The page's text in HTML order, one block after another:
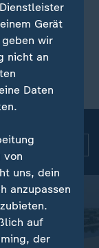
warnt vor
könne jede
Gaß.
Gerät
wir
nicht an
Daten
von
uns, dein
anzupassen
auf
der